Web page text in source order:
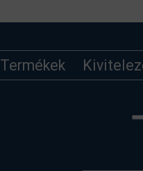
Termékek